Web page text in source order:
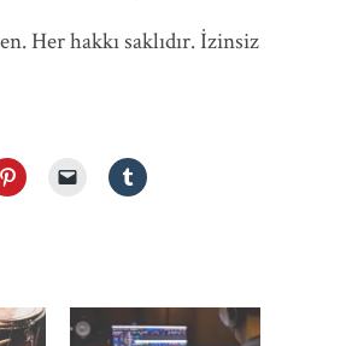
Her hakkı saklıdır. İzinsiz